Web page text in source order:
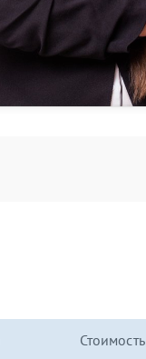
Стоимость